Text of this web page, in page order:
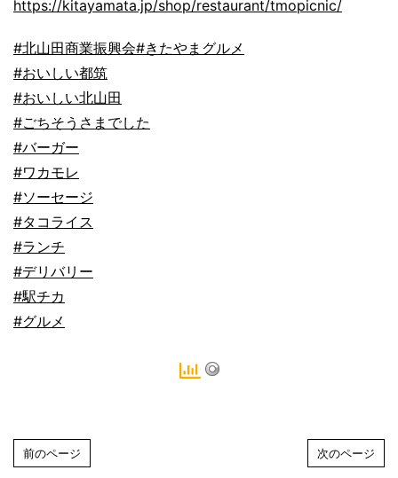
https://kitayamata.jp/shop/restaurant/tmopicnic/
#北山田商業振興会#きたやまグルメ
#おいしい都筑
#おいしい北山田
#ごちそうさまでした
#バーガー
#ワカモレ
#ソーセージ
#タコライス
#ランチ
#デリバリー
#駅チカ
#グルメ
前のページ 次のページ